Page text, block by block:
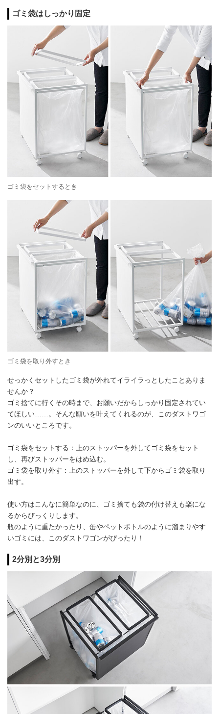
ゴミ袋はしっかり固定
ゴミ袋をセットするとき
ゴミ袋を取り外すとき
せっかくセットしたゴミ袋が外れてイライラっとしたことありま
せんか？
ゴミ捨てに行くその時まで、お願いだからしっかり固定されてい
てほしい……。そんな願いを叶えてくれるのが、このダストワゴ
ンのいいところです。
ゴミ袋をセットする：上のストッパーを外してゴミ袋をセット
し、再びストッパーをはめ込む。
ゴミ袋を取り外す：上のストッパーを外して下からゴミ袋を取り
出す。
使い方はこんなに簡単なのに、ゴミ捨ても袋の付け替えも楽にな
るからびっくりします。
瓶のように重たかったり、缶やペットボトルのように溜まりやす
いゴミには、このダストワゴンがぴったり！
2分別と3分別